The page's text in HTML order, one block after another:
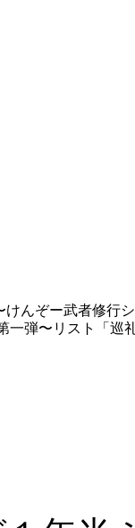
けんぞー武者修行
一弾〜リスト「巡